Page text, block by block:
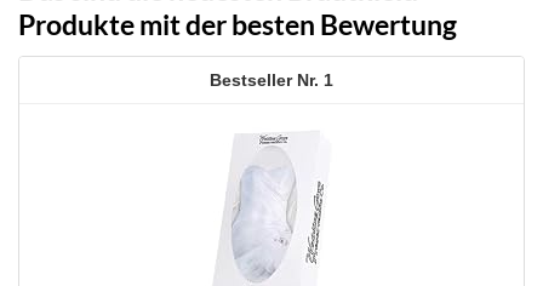
Produkte mit der besten Bewertung
1